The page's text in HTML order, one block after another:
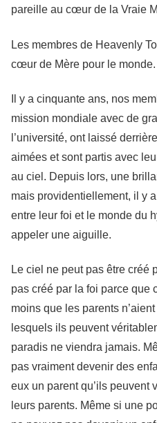
pareille au cœur de la Vraie
Les membres de Heavenly
cœur de Mère pour le monde.
Il y a cinquante ans, nos
mission mondiale avec de
l’université, ont laissé
aimées et sont partis avec
au ciel. Depuis lors, une
mais providentiellement, il y
entre leur foi et le monde du
appeler une aiguille.
Le ciel ne peut pas être créé
pas créé par la foi parce que
moins que les parents
lesquels ils peuvent
paradis ne viendra jamais.
pas vraiment devenir des
eux un parent qu’ils peuvent
leurs parents. Même si une